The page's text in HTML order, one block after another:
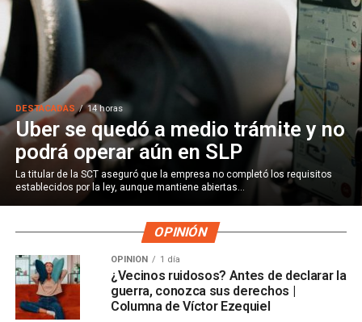
DESTACADAS 14 horas
Uber se quedó a medio trámite y no
podrá operar aún en SLP
La titular de la SCT aseguró que la empresa no completó los requisitos
establecidos por la ley, aunque mantiene abiertas...
OPINIÓN
OPINIÓN 1 día
¿Vecinos ruidosos? Antes de declarar la
guerra, conozca sus derechos |
Columna de Víctor Ezequiel